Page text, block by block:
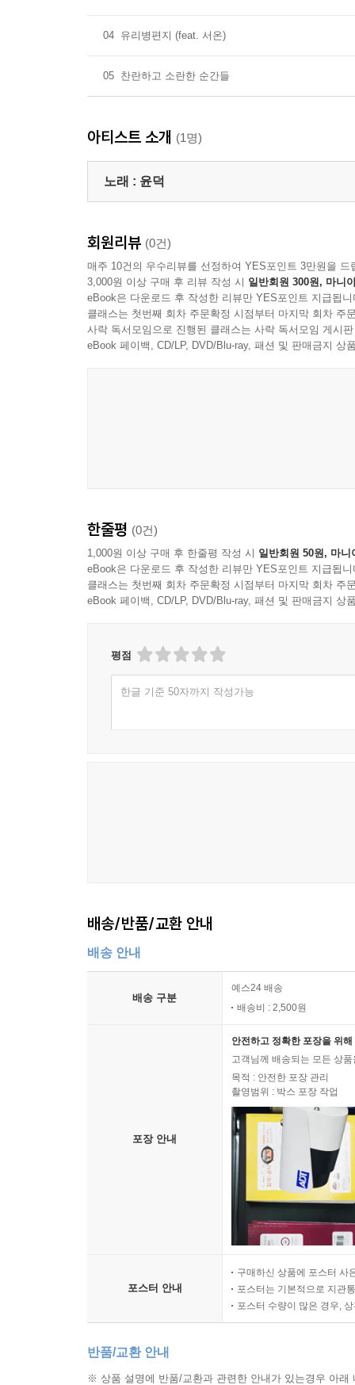
04 유리병편지 (feat. 서온)
05 찬란하고 소란한 순간들
아티스트 소개 (1명)
노래 : 윤덕
회원리뷰 (0건)
매주 10건의 우수리뷰를 선정하여 YES포인트 3만원을 드
3,000원 이상 구매 후 리뷰 작성 시 일반회원 300원, 마니
eBook은 다운로드 후 작성한 리뷰만 YES포인트 지급됩니
클래스는 첫번째 회차 주문확정 시점부터 마지막 회차 주
사락 독서모임으로 진행된 클래스는 사락 독서모임 게시
eBook 페이백, CD/LP, DVD/Blu-ray, 패션 및 판매금지 상
한줄평 (0건)
1,000원 이상 구매 후 한줄평 작성 시 일반회원 50원, 마니
eBook은 다운로드 후 작성한 리뷰만 YES포인트 지급됩니
클래스는 첫번째 회차 주문확정 시점부터 마지막 회차 주
eBook 페이백, CD/LP, DVD/Blu-ray, 패션 및 판매금지 상
평점
한글 기준 50자까지 작성가능
배송/반품/교환 안내
배송 안내
배송 구분
예스24 배송
배송비 : 2,500원
포장 안내
안전하고 정확한 포장을 위
고객님께 배송되는 모든 상
목적 : 안전한 포장 관리
촬영범위 : 박스 포장 작업
포스터 안내
구매하신 상품에 포스터 사
포스터는 기본적으로 지관
포스터 수량이 많은 경우,
반품/교환 안내
※ 상품 설명에 반품/교환과 관련한 안내가 있는경우 아